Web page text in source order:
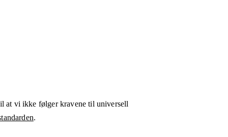
at vi ikke følger kravene til universell
.